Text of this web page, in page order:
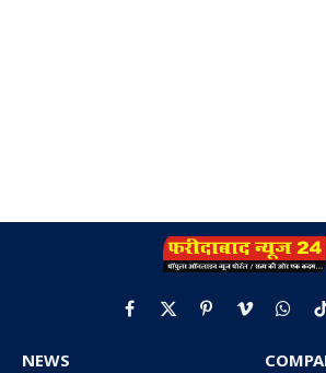
Facebook
X
PinterestVimeo
NEWS